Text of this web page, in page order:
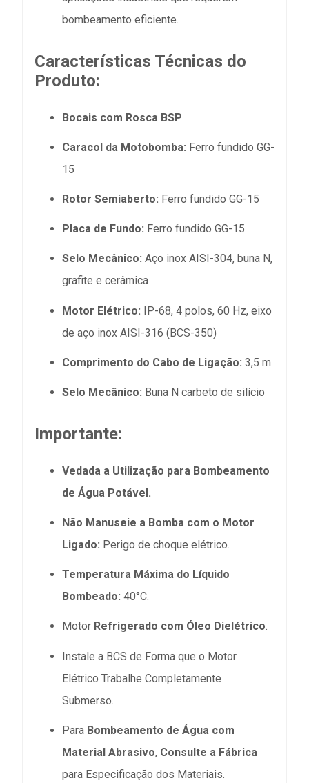
bombeamento eficiente.
Características Técnicas do
Produto:
Bocais com Rosca BSP
Caracol da Motobomba: Ferro fundido GG-
15
Rotor Semiaberto: Ferro fundido GG-15
Placa de Fundo: Ferro fundido GG-15
Selo Mecânico: Aço inox AISI-304, buna N,
grafite e cerâmica
Motor Elétrico: IP-68, 4 polos, 60 Hz, eixo
de aço inox AISI-316 (BCS-350)
Comprimento do Cabo de Ligação: 3,5 m
Selo Mecânico: Buna N carbeto de silício
Importante:
Vedada a Utilização para Bombeamento
de Água Potável.
Não Manuseie a Bomba com o Motor
Ligado: Perigo de choque elétrico.
Temperatura Máxima do Líquido
Bombeado: 40°C.
Motor Refrigerado com Óleo Dielétrico.
Instale a BCS de Forma que o Motor
Elétrico Trabalhe Completamente
Submerso.
Para Bombeamento de Água com
Material Abrasivo, Consulte a Fábrica
para Especificação dos Materiais.